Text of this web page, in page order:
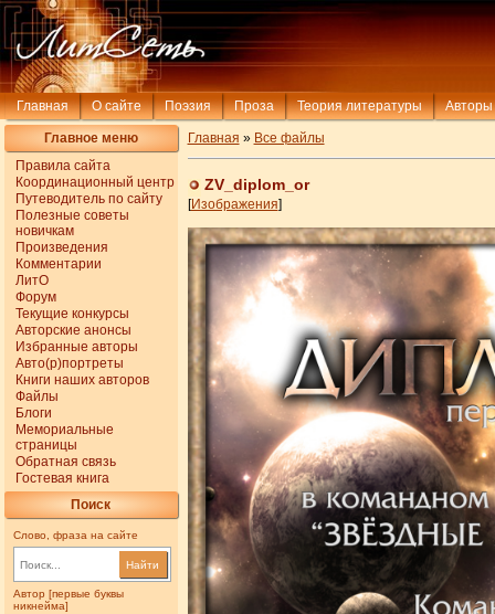
Главная О сайте Поэзия Проза Теория литературы Авторы
Главное меню
Правила сайта
Координационный центр
Путеводитель по сайту
Полезные советы
новичкам
Произведения
Комментарии
ЛитО
Форум
Текущие конкурсы
Авторские анонсы
Избранные авторы
Авто(р)портреты
Книги наших авторов
Файлы
Блоги
Мемориальные
страницы
Обратная связь
Гостевая книга
Поиск
Слово, фраза на сайте
Найти
Автор [первые буквы
никнейма]
Главная » Все файлы
ZV_diplom_or
[Изображения]